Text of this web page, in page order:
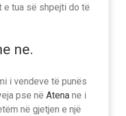
e tua së shpejti do të
ne.
i vendeve të punës
pse në Atena ne i
në gjetjen e një